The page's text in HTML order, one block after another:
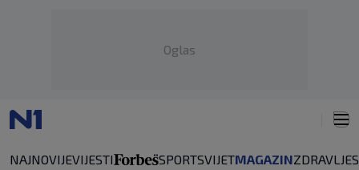
Oglas
NAJNOVIJEVIJESTI SPORTSVIJETMAGAZINZDRAVLJE